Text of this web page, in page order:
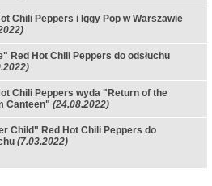
Chili Peppers i Iggy Pop w Warszawie
Red Hot Chili Peppers do odsłuchu
Chili Peppers wyda "Return of the
Canteen" (24.08.2022)
Child" Red Hot Chili Peppers do
(7.03.2022)